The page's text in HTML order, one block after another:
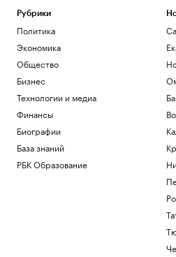
Рубрики
Политика
Экономика
Общество
Бизнес
Технологии и медиа
Финансы
Биографии
База знаний
РБК Образование